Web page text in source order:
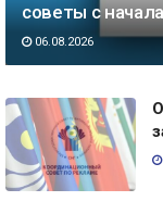
советы с
06.08.2026